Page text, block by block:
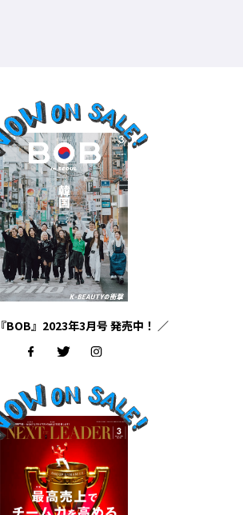
BOB』2023年3月号 発売中！ ／